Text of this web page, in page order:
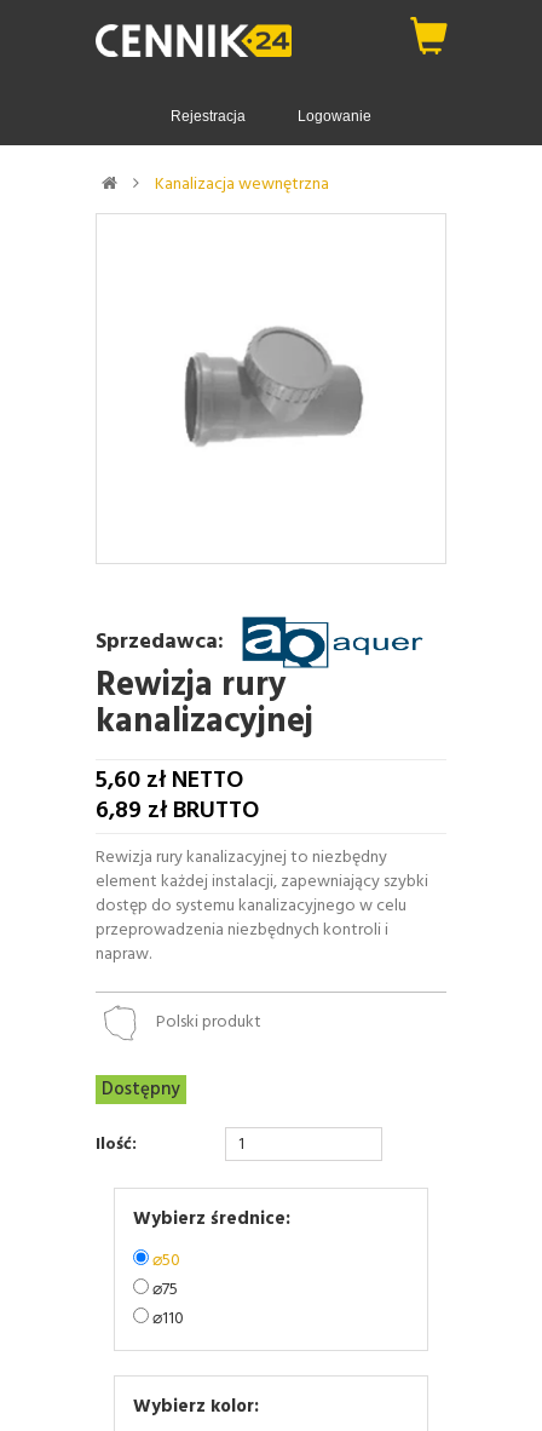
Rejestracja Logowanie
Kanalizacja wewnętrzna
Sprzedawca:
Rewizja rury
kanalizacyjnej
5,60zł NETTO
6,89 zł BRUTTO
Rewizja rury kanalizacyjnej to niezbędny
element każdej instalacji, zapewniający szybki
dostęp do systemu kanalizacyjnego w celu
przeprowadzenia niezbędnych kontroli i
napraw.
Polski produkt
Dostępny
Ilość:
Wybierz średnice:
⌀50
⌀75
⌀110
Wybierz kolor: